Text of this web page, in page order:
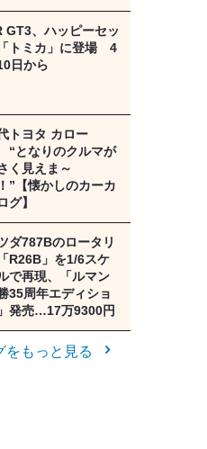
GT3、ハッピーセッ
トミカ」に登場 4
日から
トヨタ カロー
となりのクルマが
く見えま～
”【懐かしのカーカ
グ】
ダ787Bのロータリ
R26B」を1/6スケ
で再現、「ルマン
35周年エディショ
発売…17万9300円
をもっと見る